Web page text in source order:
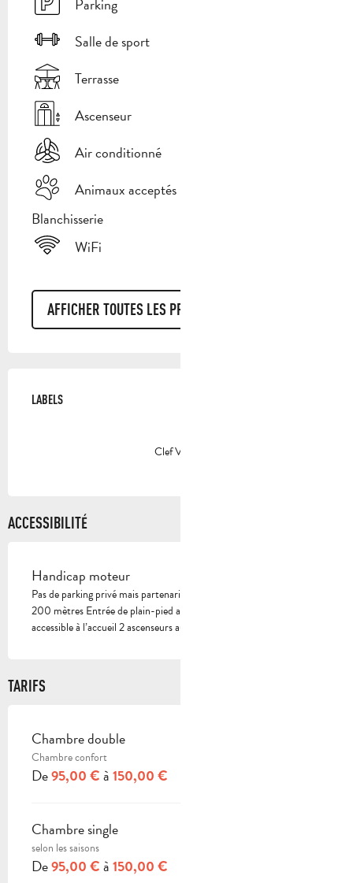
Parking
Salle de sport
Terrasse
Ascenseur
Air conditionné
Animaux acceptés
Blanchisserie
WiFi
AFFICHER TOUTES LES PRESTATIONS
LABELS
LABELS
Clef Verte
ACCESSIBILITÉ
Handicap moteur
Pas de parking privé mais partenariat avec le parking QPark situé à
200 mètres Entrée de plain-pied avec porte coulissante Toilette
accessible à l’accueil 2 ascenseurs aux normes 4 chambres adaptées
TARIFS
TARIFS 2026
Chambre double
Chambre confort
De95,00 € à 150,00 €
Chambre single
selon les saisons
De95,00 € à 150,00 €